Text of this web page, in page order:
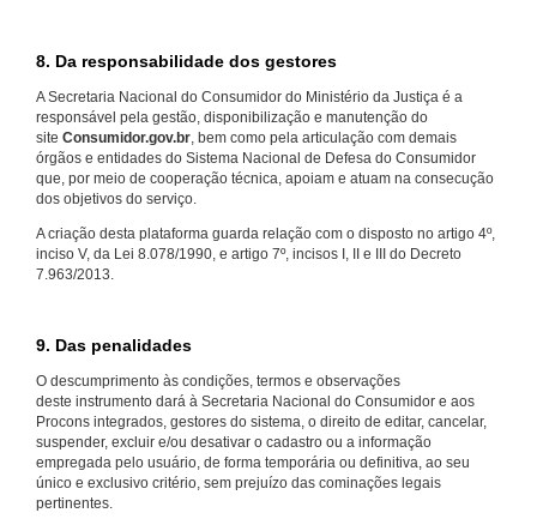
8. Da responsabilidade dos gestores
A Secretaria Nacional do Consumidor do Ministério da Justiça é a
responsável pela gestão, disponibilização e manutenção do
site Consumidor.gov.br, bem como pela articulação com demais
órgãos e entidades do Sistema Nacional de Defesa do Consumidor
que, por meio de cooperação técnica, apoiam e atuam na consecução
dos objetivos do serviço.
A criação desta plataforma guarda relação com o disposto no artigo 4º,
inciso V, da Lei 8.078/1990, e artigo 7º, incisos I, II e III do Decreto
7.963/2013.
9. Das penalidades
O descumprimento às condições, termos e observações
deste instrumento dará à Secretaria Nacional do Consumidor e aos
Procons integrados, gestores do sistema, o direito de editar, cancelar,
suspender, excluir e/ou desativar o cadastro ou a informação
empregada pelo usuário, de forma temporária ou definitiva, ao seu
único e exclusivo critério, sem prejuízo das cominações legais
pertinentes.